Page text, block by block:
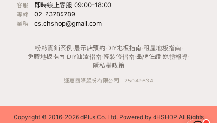
客服 即時線上客服 09:00–18:00
專線 02-23785789
業務 cs.dhshop@gmail.com
粉絲實鋪案例·展示店預約·DIY地板指南 ·租屋地板指南·
免膠地板指南 ·DIY油漆指南·輕裝修指南·品牌佐證·媒體報導·
隱私權政策
運嘉國際股份有限公司 · 25049634
Copyright © 2016-2026 dPlus Co. Ltd. Powered by dHSHOP All Rights